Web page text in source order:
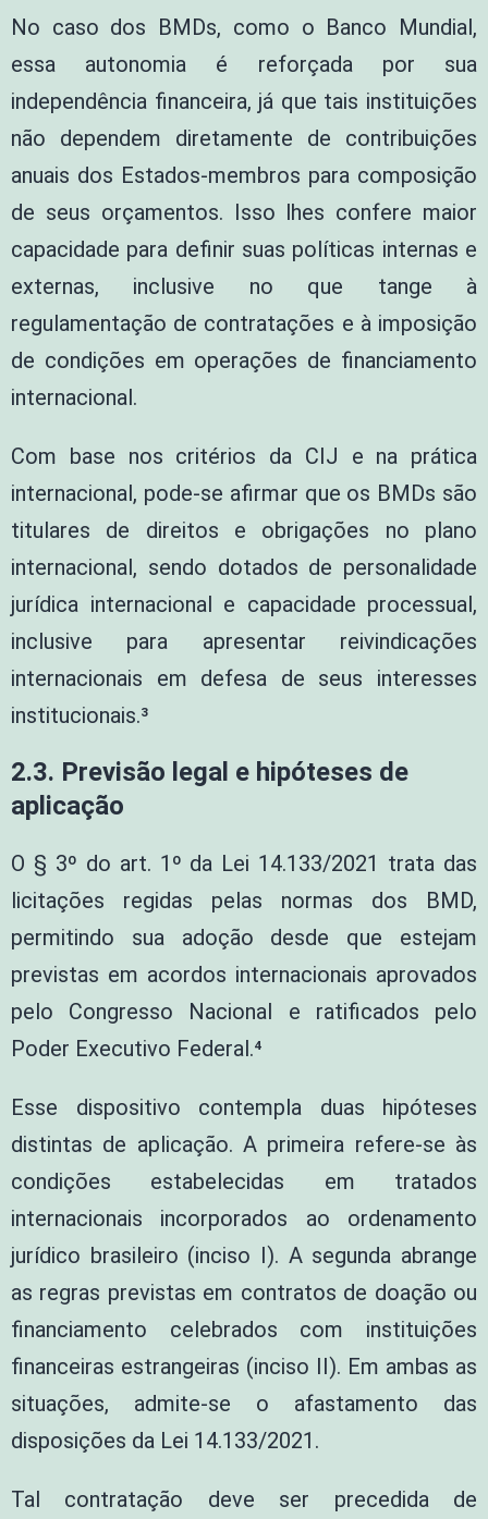
No caso dos BMDs, como o Banco Mundial,
essa autonomia é reforçada por sua
independência financeira, já que tais instituições
não dependem diretamente de contribuições
anuais dos Estados-membros para composição
de seus orçamentos. Isso lhes confere maior
capacidade para definir suas políticas internas e
externas, inclusive no que tange à
regulamentação de contratações e à imposição
de condições em operações de financiamento
internacional.
Com base nos critérios da CIJ e na prática
internacional, pode-se afirmar que os BMDs são
titulares de direitos e obrigações no plano
internacional, sendo dotados de personalidade
jurídica internacional e capacidade processual,
inclusive para apresentar reivindicações
internacionais em defesa de seus interesses
institucionais.³
2.3. Previsão legal e hipóteses de
aplicação
O § 3º do art. 1º da Lei 14.133/2021 trata das
licitações regidas pelas normas dos BMD,
permitindo sua adoção desde que estejam
previstas em acordos internacionais aprovados
pelo Congresso Nacional e ratificados pelo
Poder Executivo Federal.⁴
Esse dispositivo contempla duas hipóteses
distintas de aplicação. A primeira refere-se às
condições estabelecidas em tratados
internacionais incorporados ao ordenamento
jurídico brasileiro (inciso I). A segunda abrange
as regras previstas em contratos de doação ou
financiamento celebrados com instituições
financeiras estrangeiras (inciso II). Em ambas as
situações, admite-se o afastamento das
disposições da Lei 14.133/2021.
Tal contratação deve ser precedida de